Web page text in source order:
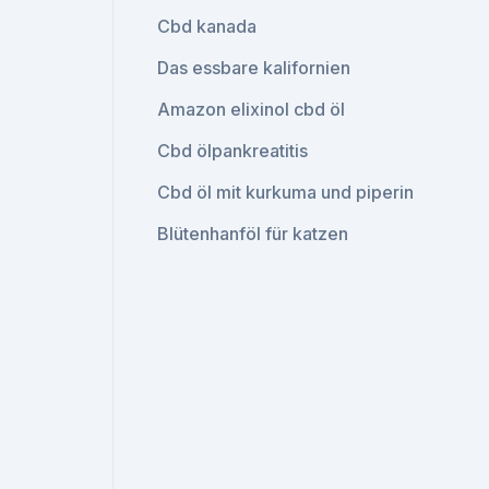
Cbd kanada
Das essbare kalifornien
Amazon elixinol cbd öl
Cbd ölpankreatitis
Cbd öl mit kurkuma und piperin
Blütenhanföl für katzen